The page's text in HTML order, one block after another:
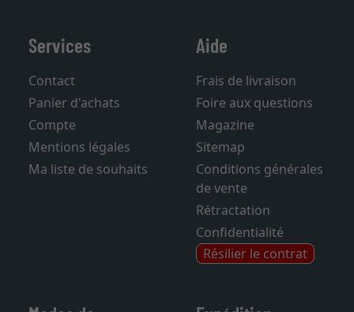
Services
Contact
Panier d'achats
Compte
Mentions légales
Ma liste de souhaits
Aide
Frais de livraison
Foire aux questions
Magazine
Sitemap
Conditions générales
de vente
Rétractation
Confidentialité
Résilier le contrat